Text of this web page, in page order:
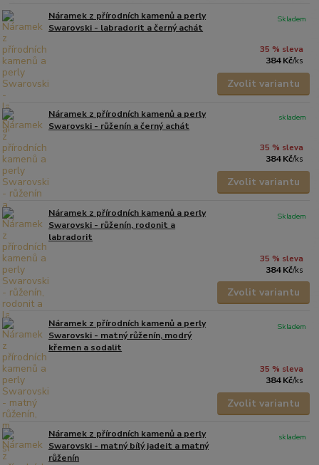
Náramek z přírodních kamenů a perly
Swarovski - labradorit a černý achát
35 % sleva
384 Kč/ks
Skladem
Zvolit variantu
Náramek z přírodních kamenů a perly
Swarovski - růženín a černý achát
35 % sleva
384 Kč/ks
skladem
Zvolit variantu
Náramek z přírodních kamenů a perly
Swarovski - růženín, rodonit a
labradorit
35 % sleva
384 Kč/ks
Skladem
Zvolit variantu
Náramek z přírodních kamenů a perly
Swarovski - matný růženín, modrý
křemen a sodalit
35 % sleva
384 Kč/ks
Skladem
Zvolit variantu
Náramek z přírodních kamenů a perly
Swarovski - matný bílý jadeit a matný
růženín
skladem